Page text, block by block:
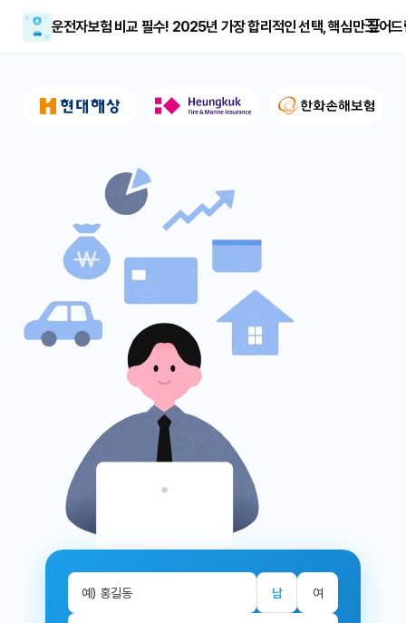
운전자보험 비교 필수! 2025년 가장 합리적인 선택, 핵심만 짚어드
남 여